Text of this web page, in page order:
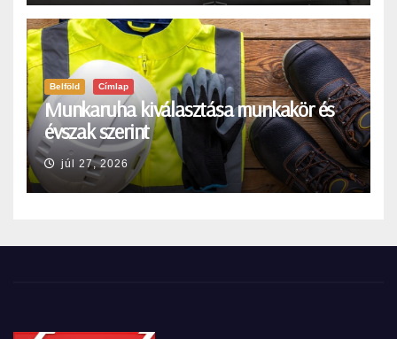
Belföld Címlap
Munkaruha kiválasztása munkakör és
évszak szerint
júl 27, 2026